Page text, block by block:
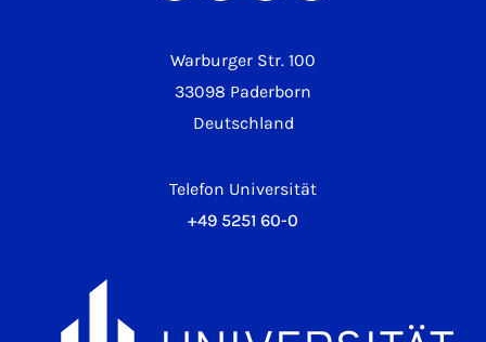
Warburger Str. 100
33098 Paderborn
Deutschland
Telefon Universität
+49 5251 60-0